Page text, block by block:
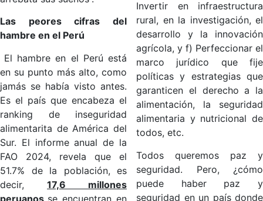
Las peores cifras del
hambre en el Perú
El hambre en el Perú está
en su punto más alto, como
jamás se había visto antes.
Es el país que encabeza el
ranking de inseguridad
alimentarita de América del
Sur. El informe anual de la
FAO 2024, revela que el
51.7% de la población, es
decir, 17,6 millones
peruanos se encuentran en
Invertir en infraestructura
rural, en la investigación, el
desarrollo y la innovación
agrícola, y f) Perfeccionar el
marco jurídico que fije
políticas y estrategias que
garanticen el derecho a la
alimentación, la seguridad
alimentaria y nutricional de
todos, etc.
Todos queremos paz y
seguridad. Pero, ¿cómo
puede haber paz y
seguridad en un país donde